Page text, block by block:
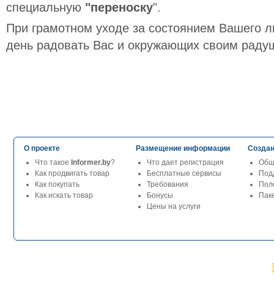
специальную "переноску".
При грамотном уходе за состоянием Вашего
день радовать Вас и окружающих своим
О проекте
Что такое Informer.by?
Как продвигать товар
Как покупать
Как искать товар
Размещение информации
Что дает регистрация
Бесплатные сервисы
Требования
Бонусы
Цены на услуги